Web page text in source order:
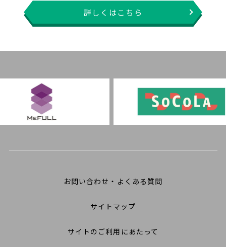
詳しくはこちら
お問い合わせ・よくある質問
サイトマップ
サイトのご利用にあたって